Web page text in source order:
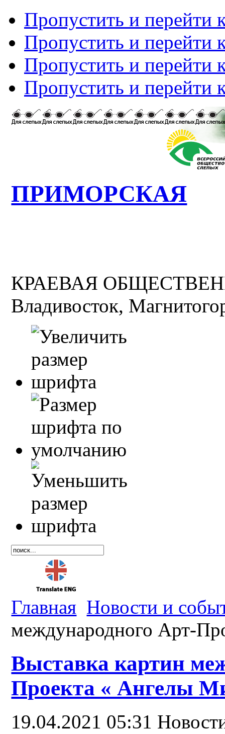
Пропустить и перейти
Пропустить и перейти
Пропустить и перейти
Пропустить и перейти
ПРИМОРСКАЯ
КРАЕВАЯ
Владивосток,
Главная Новости и
международного Арт-
Выставка картин
Проекта « Ангелы
19.04.2021 05:31